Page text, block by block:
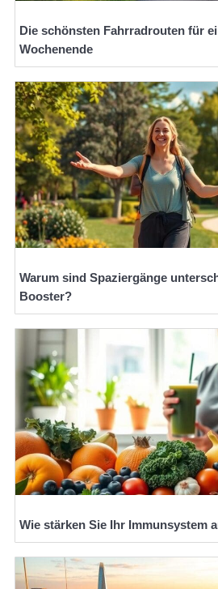
Die schönsten Fahrradrouten für
Wochenende
Warum sind Spaziergänge
Booster?
Wie stärken Sie Ihr Immunsystem